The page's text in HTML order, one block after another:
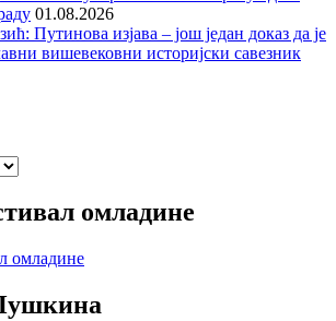
01.08.2026
Путинова изјава – још један доказ да је
вишевековни историјски савезник
омладине